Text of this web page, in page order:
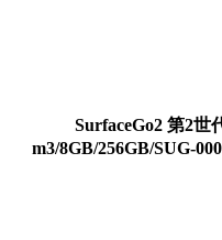
SurfaceGo2 第2世
m3/8GB/256GB/SUG-